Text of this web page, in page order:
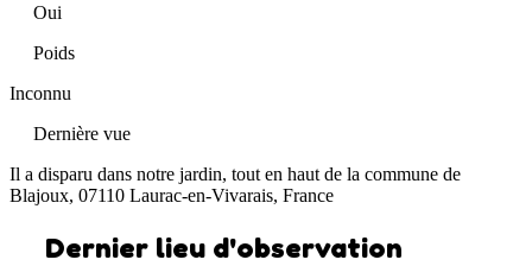
Oui
Poids
Inconnu
Dernière vue
Il a disparu dans notre jardin, tout en haut de la commune de
Blajoux, 07110 Laurac-en-Vivarais, France
Dernier lieu d'observation